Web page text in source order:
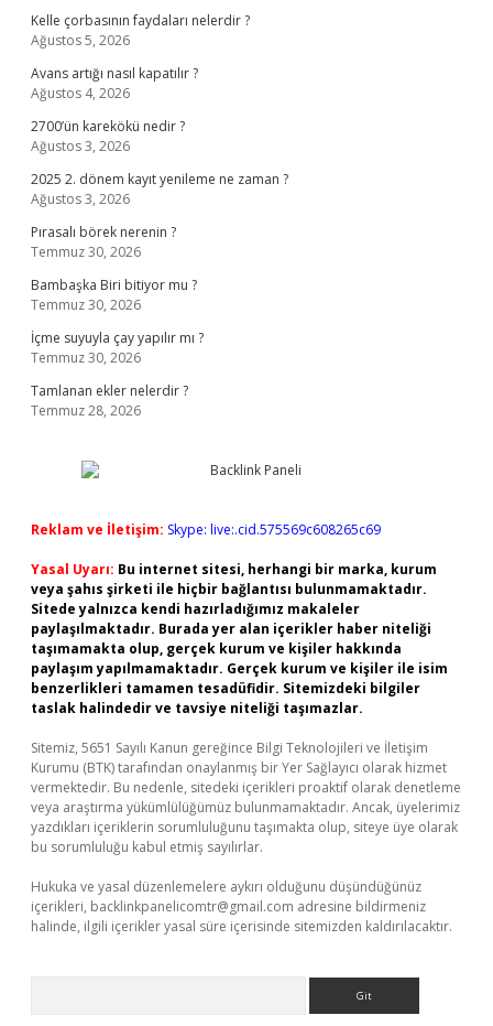
Kelle çorbasının faydaları nelerdir ?
Ağustos 5, 2026
Avans artığı nasıl kapatılır ?
Ağustos 4, 2026
2700’ün karekökü nedir ?
Ağustos 3, 2026
2025 2. dönem kayıt yenileme ne zaman ?
Ağustos 3, 2026
Pırasalı börek nerenin ?
Temmuz 30, 2026
Bambaşka Biri bitiyor mu ?
Temmuz 30, 2026
İçme suyuyla çay yapılır mı ?
Temmuz 30, 2026
Tamlanan ekler nelerdir ?
Temmuz 28, 2026
Reklam ve İletişim: Skype: live:.cid.575569c608265c69
Yasal Uyarı: Bu internet sitesi, herhangi bir marka, kurum
veya şahıs şirketi ile hiçbir bağlantısı bulunmamaktadır.
Sitede yalnızca kendi hazırladığımız makaleler
paylaşılmaktadır. Burada yer alan içerikler haber niteliği
taşımamakta olup, gerçek kurum ve kişiler hakkında
paylaşım yapılmamaktadır. Gerçek kurum ve kişiler ile isim
benzerlikleri tamamen tesadüfidir. Sitemizdeki bilgiler
taslak halindedir ve tavsiye niteliği taşımazlar.
Sitemiz, 5651 Sayılı Kanun gereğince Bilgi Teknolojileri ve İletişim
Kurumu (BTK) tarafından onaylanmış bir Yer Sağlayıcı olarak hizmet
vermektedir. Bu nedenle, sitedeki içerikleri proaktif olarak denetleme
veya araştırma yükümlülüğümüz bulunmamaktadır. Ancak, üyelerimiz
yazdıkları içeriklerin sorumluluğunu taşımakta olup, siteye üye olarak
bu sorumluluğu kabul etmiş sayılırlar.
Hukuka ve yasal düzenlemelere aykırı olduğunu düşündüğünüz
içerikleri, backlinkpanelicomtr@gmail.com adresine bildirmeniz
halinde, ilgili içerikler yasal süre içerisinde sitemizden kaldırılacaktır.